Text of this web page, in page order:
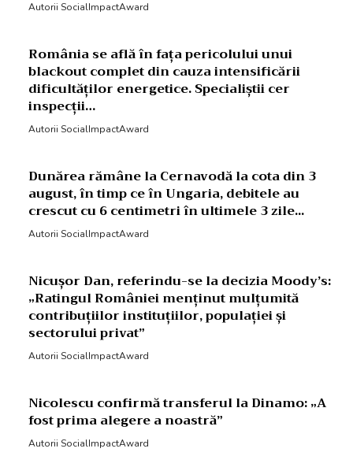
Autorii SocialImpactAward
România se află în fața pericolului unui
blackout complet din cauza intensificării
dificultăților energetice. Specialiștii cer
inspecții…
Autorii SocialImpactAward
Dunărea rămâne la Cernavodă la cota din 3
august, în timp ce în Ungaria, debitele au
crescut cu 6 centimetri în ultimele 3 zile...
Autorii SocialImpactAward
Nicușor Dan, referindu-se la decizia Moody’s:
„Ratingul României menținut mulțumită
contribuțiilor instituțiilor, populației și
sectorului privat”
Autorii SocialImpactAward
Nicolescu confirmă transferul la Dinamo: „A
fost prima alegere a noastră”
Autorii SocialImpactAward